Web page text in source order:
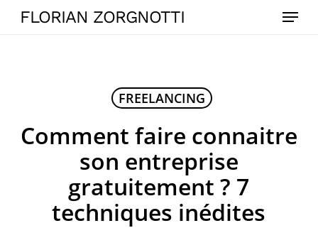
SkipFLORIAN ZORGNOTTI Menu
FREELANCING
Comment faire connaitre
son entreprise
gratuitement ? 7
techniques inédites